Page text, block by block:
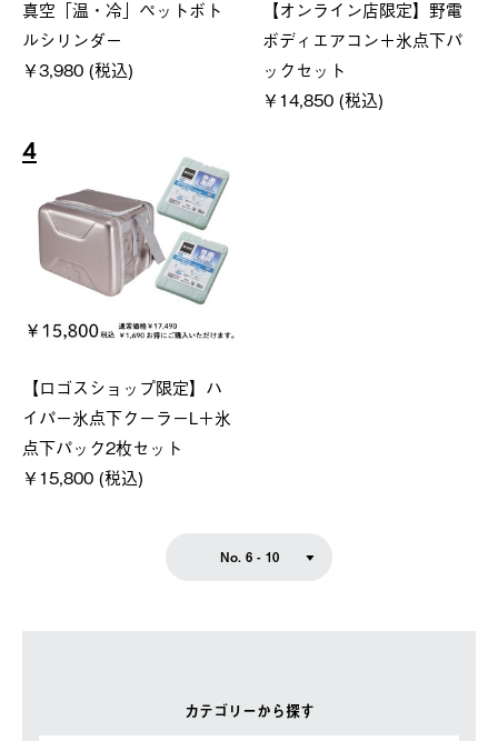
カテゴリーから探す
真空「温・冷」ペットボト
ルシリンダー
￥3,980 (税込)
【オンライン店限定】野電
ボディエアコン＋氷点下パ
ックセット
￥14,850 (税込)
4
【ロゴスショップ限定】ハ
イパー氷点下クーラーL＋氷
点下パック2枚セット
￥15,800 (税込)
No. 6 - 10